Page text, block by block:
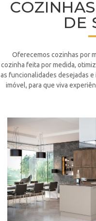
DE
Oferecemos cozinhas por
cozinha feita por medida,
as funcionalidades desejadas
imóvel, para que viva